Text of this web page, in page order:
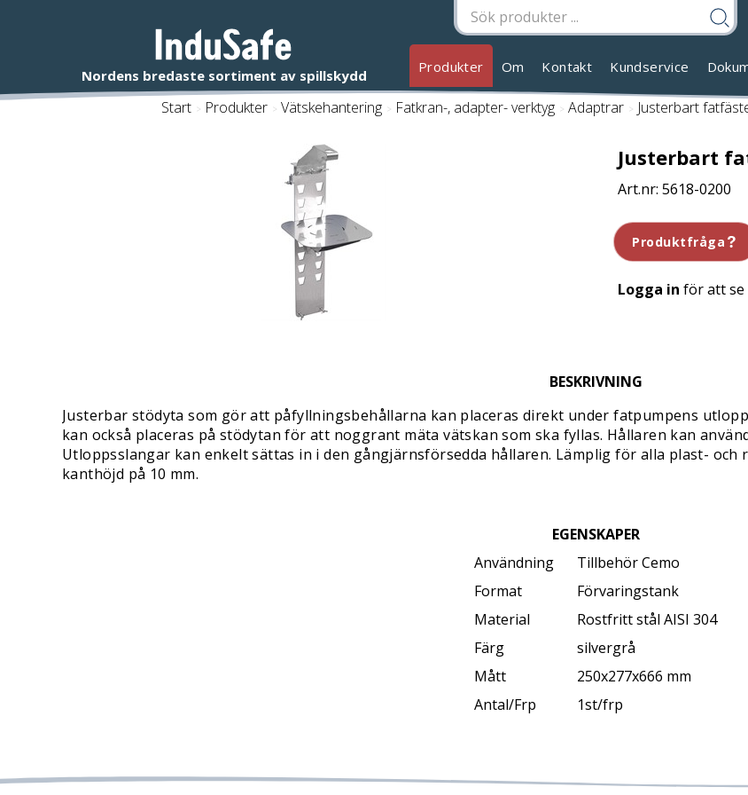
Produkter Om Kontakt Kundservice
Start / Produkter / Vätskehantering / Fatkran-, adapter- verktyg / Adaptrar / Justerbart
Justerbart
5618-0200
Produktfråga
Logga in för att
BESKRIVNING
Justerbar stödyta som gör att påfyllningsbehållarna kan placeras direkt under fatpumpens
kan också placeras på stödytan för att noggrant mäta vätskan som ska fyllas. Hållaren kan
Utloppsslangar kan enkelt sättas in i den gångjärnsförsedda hållaren. Lämplig för alla plast-
kanthöjd på 10 mm.
EGENSKAPER
Användning
Tillbehör Cemo
Format
Förvaringstank
Material
Rostfritt stål AISI 304
Färg
silvergrå
Mått
250x277x666 mm
Antal/Frp
1st/frp